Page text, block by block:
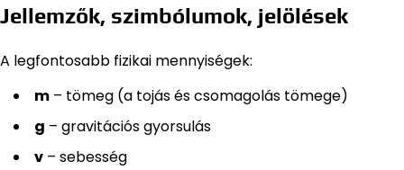
Jellemzők, szimbólumok, jelölések
A legfontosabb fizikai mennyiségek:
m – tömeg (a tojás és csomagolás tömege)
g – gravitációs gyorsulás
v – sebesség